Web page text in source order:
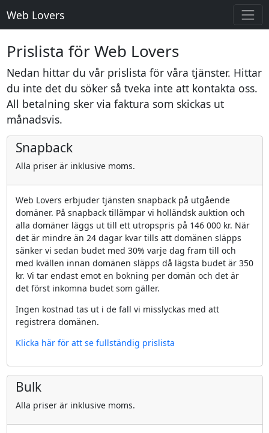
Web Lovers
Prislista för Web Lovers
Nedan hittar du vår prislista för våra tjänster. Hittar
du inte det du söker så tveka inte att kontakta oss.
All betalning sker via faktura som skickas ut
månadsvis.
Snapback
Alla priser är inklusive moms.
Web Lovers erbjuder tjänsten snapback på utgående
domäner. På snapback tillämpar vi holländsk auktion och
alla domäner läggs ut till ett utropspris på 146 000 kr. När
det är mindre än 24 dagar kvar tills att domänen släpps
sänker vi sedan budet med 30% varje dag fram till och
med kvällen innan domänen släpps då lägsta budet är 350
kr. Vi tar endast emot en bokning per domän och det är
det först inkomna budet som gäller.
Ingen kostnad tas ut i de fall vi misslyckas med att
registrera domänen.
Klicka här för att se fullständig prislista
Bulk
Alla priser är inklusive moms.